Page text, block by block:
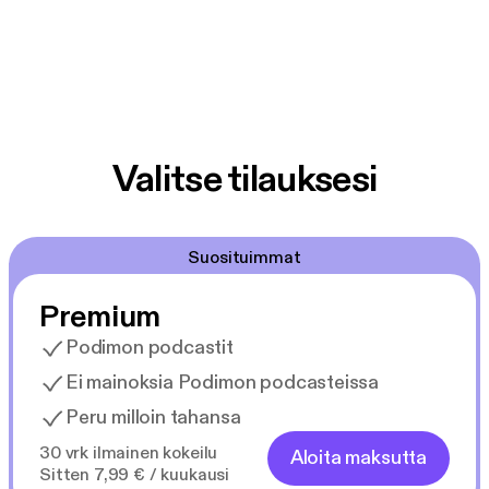
Valitse tilauksesi
Suosituimmat
Premium
Podimon podcastit
Ei mainoksia Podimon podcasteissa
Peru milloin tahansa
30 vrk ilmainen kokeilu
Sitten 7,99 € / kuukausi
Aloita maksutta